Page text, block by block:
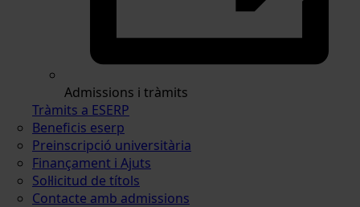
Admissions i tràmits
Tràmits a ESERP
Beneficis eserp
Preinscripció universitària
Finançament i Ajuts
Sol·licitud de títols
Contacte amb admissions